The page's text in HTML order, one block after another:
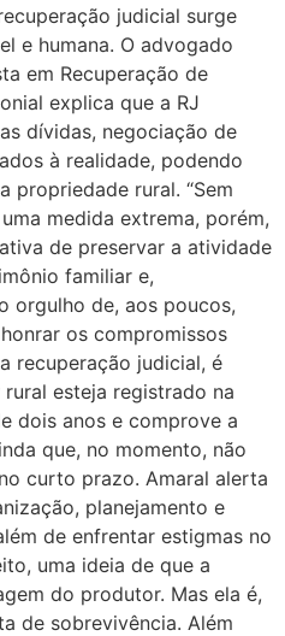
judicial surge
e humana. O advogado
em Recuperação de
explica que a RJ
dívidas, negociação de
à realidade, podendo
propriedade rural. “Sem
medida extrema, porém,
de preservar a atividade
familiar e,
orgulho de, aos poucos,
os compromissos
recuperação judicial, é
esteja registrado na
dois anos e comprove a
que, no momento, não
curto prazo. Amaral alerta
planejamento e
de enfrentar estigmas no
uma ideia de que a
do produtor. Mas ela é,
de sobrevivência. Além